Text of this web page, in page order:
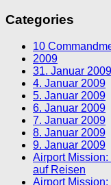
Categories
10
2009
31. Januar 2009
4. Januar 2009
5. Januar 2009
6. Januar 2009
7. Januar 2009
8. Januar 2009
9. Januar 2009
Airport
auf Reisen
Airport